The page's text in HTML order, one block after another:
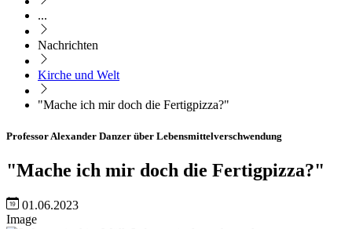
...
Nachrichten
Kirche und Welt
"Mache ich mir doch die Fertigpizza?"
Professor Alexander Danzer über Lebensmittelverschwendung
"Mache ich mir doch die Fertigpizza?"
01.06.2023
Image